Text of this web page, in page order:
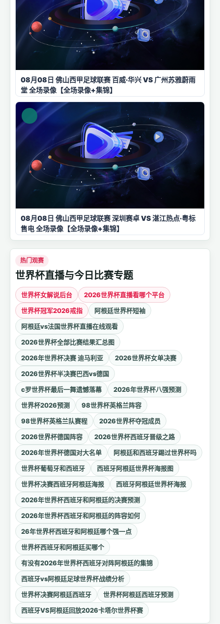
08月08日 佛山西甲足球联赛 百威·华兴 VS 广州苏雅蔚雨
堂 全场录像【全场录像+集锦】
08月08日 佛山西甲足球联赛 深圳赛卓 VS 湛江热点·粤标
售电 全场录像【全场录像+集锦】
热门观赛
世界杯直播与今日比赛专题
世界杯女解说后台
2026世界杯直播看哪个平台
世界杯冠军2026戒指
阿根廷世界杯短袖
阿根廷vs法国世界杯直播在线观看
2026世界杯全部比赛结果汇总图
2026年世界杯决赛 迪马利亚
2026世界杯女单决赛
2026世界杯半决赛巴西vs德国
c罗世界杯最后一舞遗憾落幕
2026年世界杯八强预测
世界杯2026预测
98世界杯英格兰阵容
98世界杯英格兰队赛程
2026世界杯夺冠成员
2026世界杯德国阵容
2026世界杯西班牙晋级之路
2026年世界杯德国对大名单
阿根廷和西班牙踢过世界杯吗
世界杯葡萄牙和西班牙
西班牙阿根廷世界杯海报图
世界杯决赛西班牙阿根廷海报
西班牙阿根廷世界杯海报
2026年世界杯西班牙和阿根廷的决赛预测
2026年世界杯西班牙和阿根廷的阵容如何
26年世界杯西班牙和阿根廷哪个强一点
世界杯西班牙和阿根廷买哪个
有没有2026年世界杯西班牙对阵阿根廷的集锦
西班牙vs阿根廷足球世界杯战绩分析
世界杯决赛阿根廷西班牙
世界杯阿根廷西班牙预测
西班牙VS阿根廷回放2026卡塔尔世界杯赛